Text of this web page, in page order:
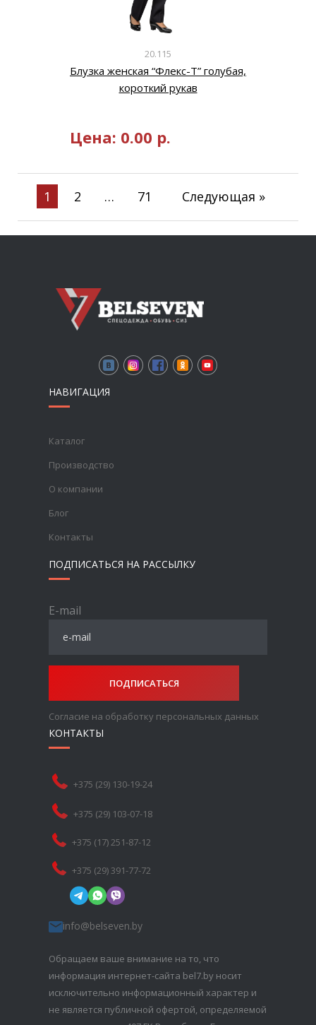
20.115
Блузка женская “Флекс-Т” голубая,
короткий рукав
Цена: 0.00 р.
1 2 … 71 Следующая »
НАВИГАЦИЯ
Каталог
Производство
О компании
Блог
Контакты
ПОДПИСАТЬСЯ НА РАССЫЛКУ
E-mail
ПОДПИСАТЬСЯ
Согласие на обработку персональных данных
КОНТАКТЫ
+375 (29) 130-19-24
+375 (29) 103-07-18
+375 (17) 251-87-12
+375 (29) 391-77-72
info@belseven.by
Обращаем ваше внимание на то, что
информация интернет-сайта bel7.by носит
исключительно информационный характер и
не является публичной офертой, определяемой